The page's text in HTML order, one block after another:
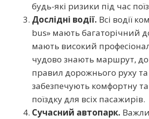
будь-які ризики під час
Дослідні водії. Всі водії
bus» мають багаторічний
мають високий
чудово знають маршрут,
правил дорожнього руху та
забезпечують комфортну
поїздку для всіх пасажирів.
Сучасний автопарк.